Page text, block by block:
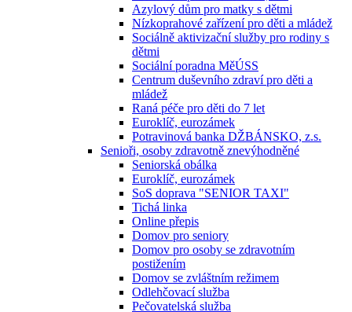
Azylový dům pro matky s dětmi
Nízkoprahové zařízení pro děti a mládež
Sociálně aktivizační služby pro rodiny s
dětmi
Sociální poradna MěÚSS
Centrum duševního zdraví pro děti a
mládež
Raná péče pro děti do 7 let
Euroklíč, eurozámek
Potravinová banka DŽBÁNSKO, z.s.
Senioři, osoby zdravotně znevýhodněné
Seniorská obálka
Euroklíč, eurozámek
SoS doprava "SENIOR TAXI"
Tichá linka
Online přepis
Domov pro seniory
Domov pro osoby se zdravotním
postižením
Domov se zvláštním režimem
Odlehčovací služba
Pečovatelská služba